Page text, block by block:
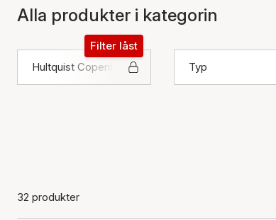
Alla produkter i kategorin
Hultquist Copenhagen
Filter låst
Typ
32 produkter